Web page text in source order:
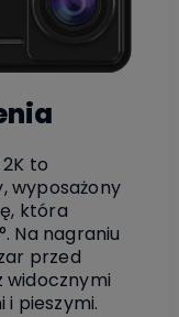
to
wyposażony
która
Na nagraniu
przed
widocznymi
pieszymi.